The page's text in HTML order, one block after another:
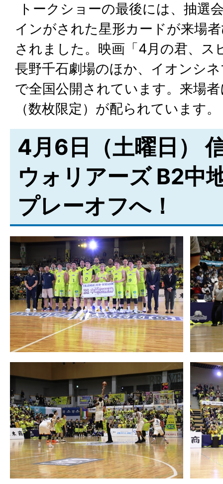
トークショーの最後には、抽選
インがされた星形カードが来場
されました。映画「4月の君、ス
長野千石劇場のほか、イオンシ
で全国公開されています。来場
（数枚限定）が配られています。
4月6日（土曜日）
ウォリアーズ B2中
プレーオフへ！